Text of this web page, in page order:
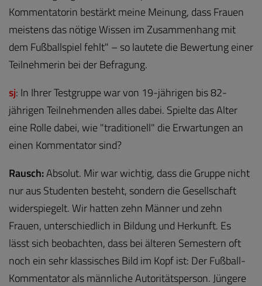
Kommentatorin bestärkt meine Meinung, dass Frauen
meistens das nötige Wissen im Zusammenhang mit
dem Fußballspiel fehlt" – so lautete die Bewertung einer
Teilnehmerin bei der Befragung.
sj: In Ihrer Testgruppe war von 19-jährigen bis 82-
jährigen Teilnehmenden alles dabei. Spielte das Alter
eine Rolle dabei, wie "traditionell" die Erwartungen an
einen Kommentator sind?
Rausch:Absolut. Mir war wichtig, dass die Gruppe nicht
nur aus Studenten besteht, sondern die Gesellschaft
widerspiegelt. Wir hatten zehn Männer und zehn
Frauen, unterschiedlich in Bildung und Herkunft. Es
lässt sich beobachten, dass bei älteren Semestern oft
noch ein sehr klassisches Bild im Kopf ist: Der Fußball-
Kommentator als männliche Autoritätsperson. Jüngere